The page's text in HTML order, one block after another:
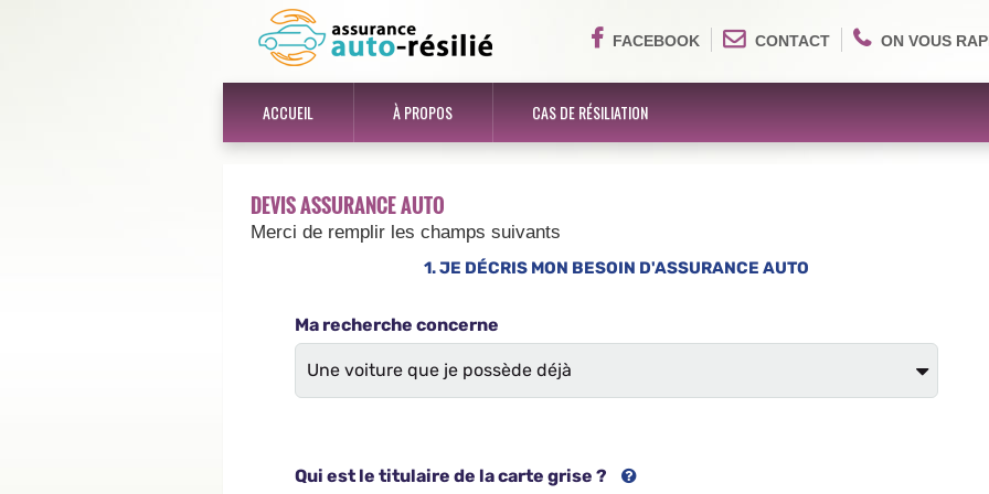
FACEBOOK CONTACT ON VOUS
ACCUEIL À PROPOS CAS DE RÉSILIATION
DEVIS ASSURANCE AUTO
Merci de remplir les champs suivants